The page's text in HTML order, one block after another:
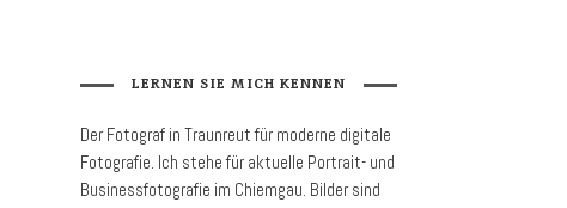
LERNEN SIE MICH KENNEN
Der Fotograf in Traunreut für moder­ne digitale
Foto­grafie. Ich stehe für aktuelle Portrait- und
Business­fotografie im Chiemgau. Bilder sind